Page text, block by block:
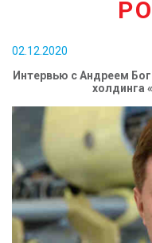
02.12.2020
Интервью c Андреем
холдинга